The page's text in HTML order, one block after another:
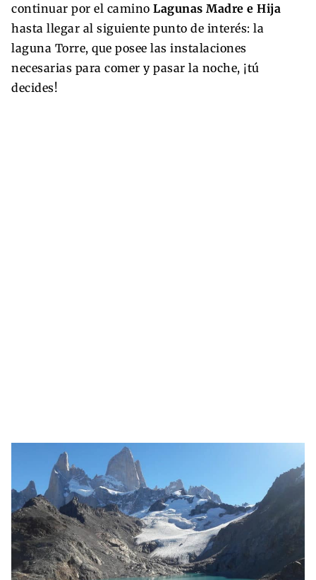
continuar por el camino Lagunas Madre e Hija
hasta llegar al siguiente punto de interés: la
laguna Torre, que posee las instalaciones
necesarias para comer y pasar la noche, ¡tú
decides!